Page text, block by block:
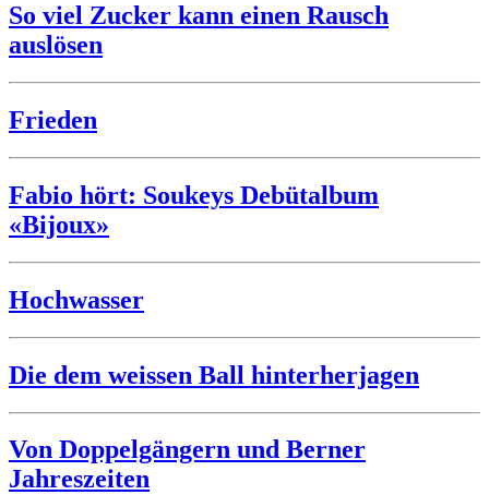
So viel Zucker kann einen Rausch
auslösen
Frieden
Fabio hört: Soukeys Debütalbum
«Bijoux»
Hochwasser
Die dem weissen Ball hinterherjagen
Von Doppelgängern und Berner
Jahreszeiten